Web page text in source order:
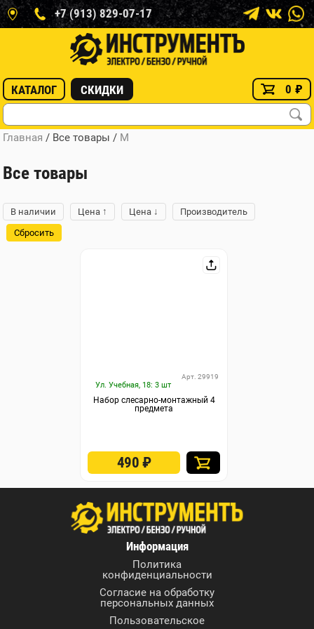
+7 (913) 829-07-17
КАТАЛОГ СКИДКИ 0 ₽
Главная / Все товары / M
Все товары
В наличии Цена ↑ Цена ↓
Производитель
Сбросить
Ул. Учебная, 18: 3 шт
Арт. 29919
Набор слесарно-монтажный 4
предмета
490 ₽
Информация
Политика
конфиденциальности
Согласие на обработку
персональных данных
Пользовательское